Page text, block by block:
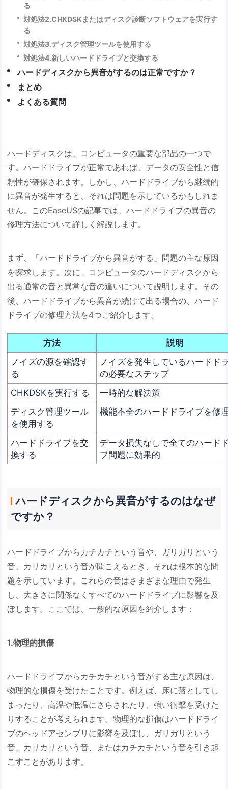
る
対処法2.CHKDSKまたはディスク診断ソフトウェアを実行す
る
対処法3.ディスク管理ツールを使用する
対処法4.新しいハードドライブと交換する
ハードディスクから異音がするのは正常ですか？
まとめ
よくある質問
ハードディスクは、コンピュータの重要な部品の一つで
す。ハードドライブが正常であれば、データの安全性と信
頼性が確保されます。しかし、ハードドライブから継続的
に異音が発生すると、それは問題を示しているかもしれま
せん。このEaseUSの記事では、ハードドライブの異音の
修理方法について詳しく解説します。
まず、「ハードドライブから異音がする」問題の主な原因
を探求します。次に、コンピュータのハードディスクから
出る通常の音と異常な音の違いについて説明します。その
後、ハードドライブから異音が続けて出る場合の、ハード
ドライブの修理方法を4つご紹介します。
方法
説明
ノイズの源を確認す
る
ノイズを発生しているハードド
の必要なステップ
CHKDSKを実行する
一時的な解決策
ディスク管理ツール
を使用する
機能不全のハードドライブを修
ハードドライブを交
換する
データ損失なしで全てのハード
ブ問題に効果的
ハードディスクから異音がするのはなぜ
ですか？
ハードドライブからカチカチという音や、ガリガリという
音、カリカリという音が聞こえるとき、それは根本的な問
題を示しています。これらの音はさまざまな理由で発生
し、大きさに関係なくすべてのハードドライブに影響を及
ぼします。ここでは、一般的な原因を紹介します：
1.物理的損傷
ハードドライブからカチカチという音がする主な原因は、
物理的な損傷を受けたことです。例えば、床に落としてし
まったり、高温や低温にさらされたり、強い衝撃を受けた
りすることが考えられます。物理的な損傷はハードドライ
ブのヘッドアセンブリに影響を及ぼし、ガリガリという
音、カリカリという音、またはカチカチという音を引き起
こすことがあります。